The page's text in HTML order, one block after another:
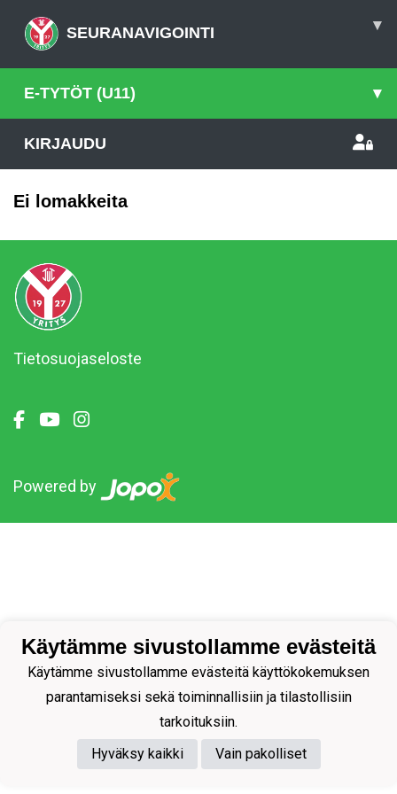
SEURANAVIGOINTI ▾
E-TYTÖT (U11) ▾
KIRJAUDU
Ei lomakkeita
Tietosuojaseloste
Powered by
Käytämme sivustollamme evästeitä
Käytämme sivustollamme evästeitä käyttökokemuksen
parantamiseksi sekä toiminnallisiin ja tilastollisiin
tarkoituksiin.
Hyväksy kaikki
Vain pakolliset